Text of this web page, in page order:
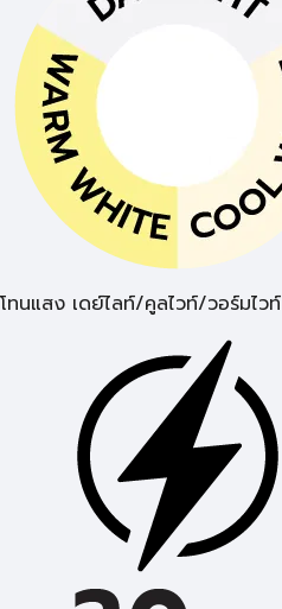
โทนแสง เดย์ไลท์/คูลไวท์/วอร์มไวท์